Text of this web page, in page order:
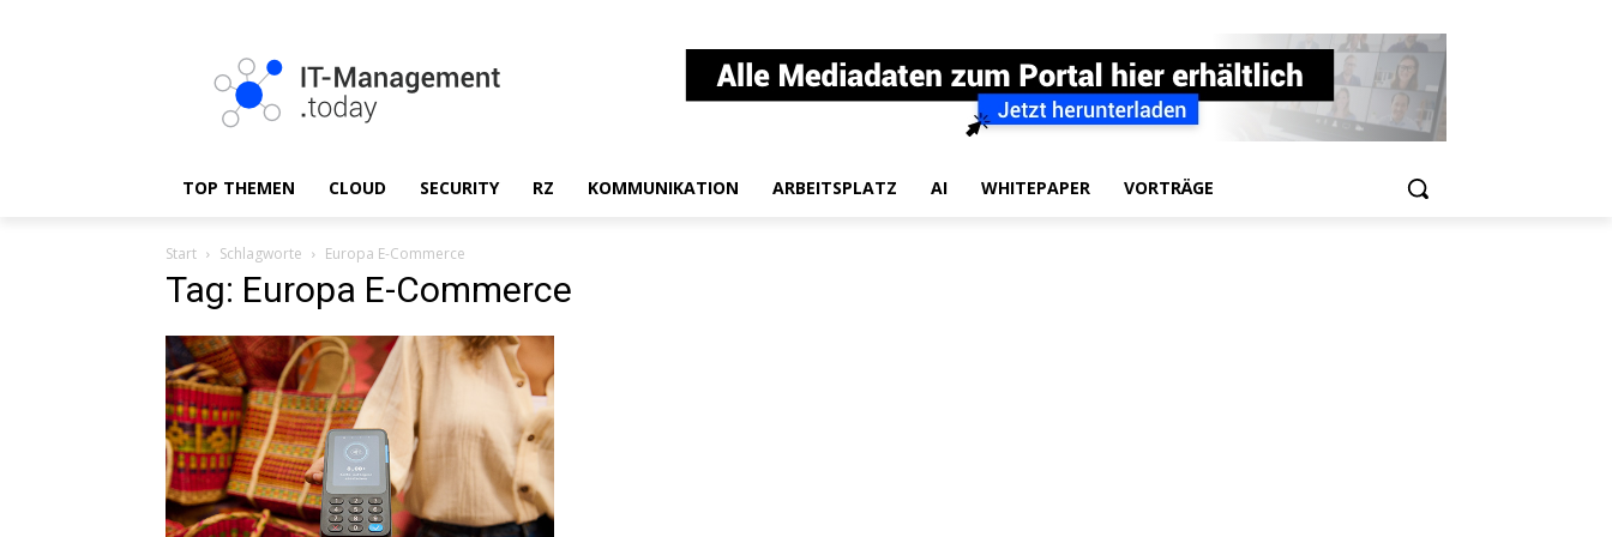
TOP THEMEN CLOUD SECURITY RZ KOMMUNIKATION ARBEITSPLATZ AI WHITEPAPER VORTRÄGE
Start Schlagworte Europa E-Commerce
Tag: Europa E-Commerce